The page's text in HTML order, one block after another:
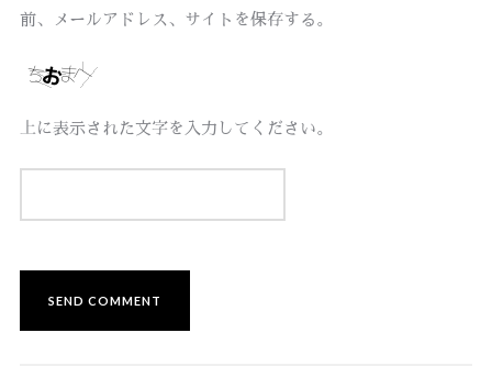
前、メールアドレス、サイトを保存する。
上に表示された文字を入力してください。